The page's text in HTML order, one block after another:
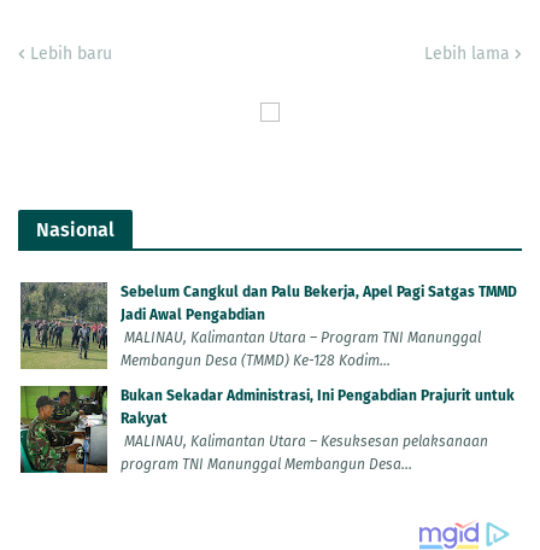
Lebih baru Lebih lama
Nasional
Sebelum Cangkul dan Palu Bekerja, Apel Pagi Satgas TMMD
Jadi Awal Pengabdian
MALINAU, Kalimantan Utara – Program TNI Manunggal
Membangun Desa (TMMD) Ke-128 Kodim...
Bukan Sekadar Administrasi, Ini Pengabdian Prajurit untuk
Rakyat
MALINAU, Kalimantan Utara – Kesuksesan pelaksanaan
program TNI Manunggal Membangun Desa...